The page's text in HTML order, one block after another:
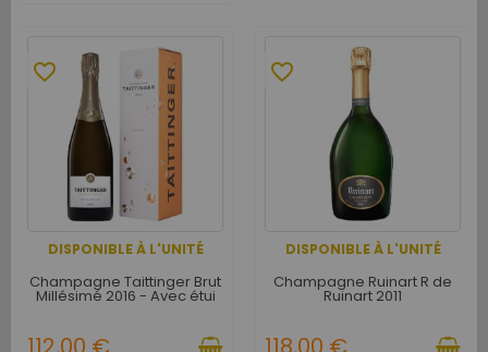
DISPONIBLE À L'UNITÉ
favorite_border
Champagne Taittinger Brut
Millésimé 2016 - Avec étui
DISPONIBLE À L'UNITÉ
favorite_border
Champagne Ruinart R de
Ruinart 2011